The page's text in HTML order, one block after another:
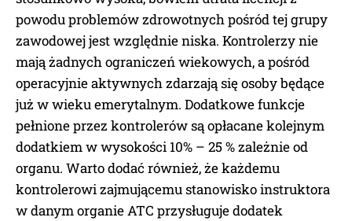
powodu problemów zdrowotnych pośród tej grupy
zawodowej jest względnie niska. Kontrolerzy nie
mają żadnych ograniczeń wiekowych, a pośród
operacyjnie aktywnych zdarzają się osoby będące
już w wieku emerytalnym. Dodatkowe funkcje
pełnione przez kontrolerów są opłacane kolejnym
dodatkiem w wysokości 10% – 25 % zależnie od
organu. Warto dodać również, że każdemu
kontrolerowi zajmującemu stanowisko instruktora
w danym organie ATC przysługuje dodatek